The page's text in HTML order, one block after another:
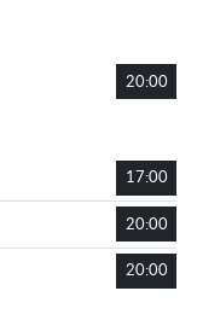
20:00
17:00
20:00
20:00